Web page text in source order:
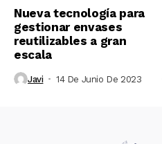
Nueva tecnología para
gestionar envases
reutilizables a gran
escala
Javi 14 De Junio De 2023